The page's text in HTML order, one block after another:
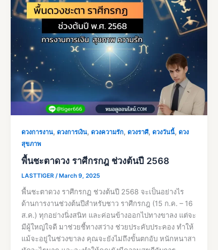
ดวงการงาน,ดวงการเงิน,ดวงความรัก,ดวงราศี,ดวงวันนี้,ดวง
สุขภาพ
พื้นชะตาดวง ราศีกรกฎ ช่วงต้นปี 2568
LASTTIGER /March 9, 2025
พื้นชะตาดวง ราศีกรกฏ ช่วงต้นปี 2568 จะเป็นอย่างไร
ด้านการงานช่วงต้นปีสำหรับชาว ราศีกรกฎ (15 ก.ค. – 16
ส.ค.) ทุกอย่างนิ่งสนิท และค่อนข้างออกไปทางขาลง แต่จะ
มีผู้ใหญ่ใจดี มาช่วยชี้ทางสว่าง ช่วยประคับประคอง ทำให้
แม้จะอยู่ในช่วงขาลง คุณจะยังไม่ถึงขั้นตกอับ หนักหนาสา